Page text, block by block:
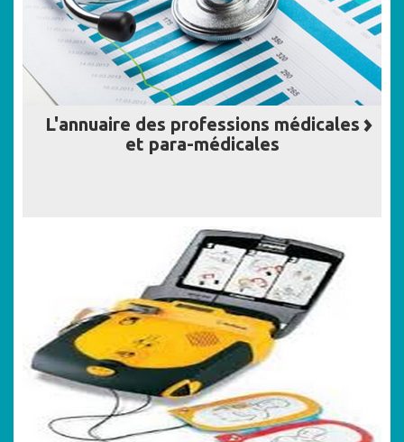
L'annuaire des professions médicales
et para-médicales